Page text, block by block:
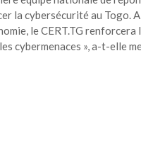
la cybersécurité au Togo.
le CERT.TG renforcera
cybermenaces », a-t-elle